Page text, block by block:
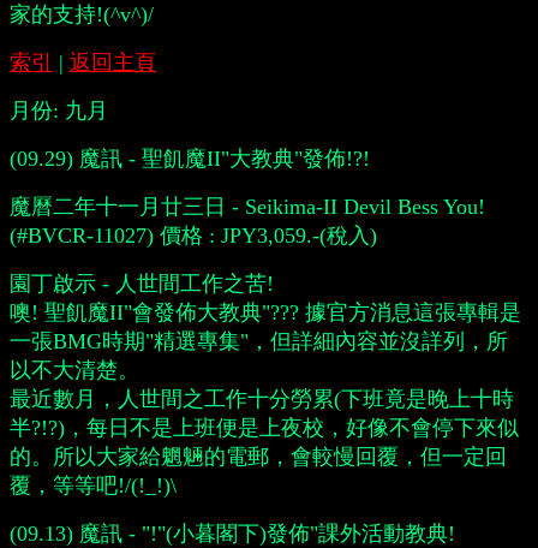
家的支持!(^v^)/
索引
| 返回主頁
月份: 九月
(09.29) 魔訊 - 聖飢魔II"大教典"發佈!?!
魔曆二年十一月廿三日 - Seikima-II Devil Bess You!
(#BVCR-11027) 價格 : JPY3,059.-(稅入)
園丁啟示 - 人世間工作之苦!
噢! 聖飢魔II"會發佈大教典"??? 據官方消息這張專輯是
一張BMG時期"精選專集"，但詳細內容並沒詳列，所
以不大清楚。
最近數月，人世間之工作十分勞累(下班竟是晚上十時
半?!?)，每日不是上班便是上夜校，好像不會停下來似
的。所以大家給魍魎的電郵，會較慢回覆，但一定回
覆，等等吧!/(!_!)\
(09.13) 魔訊 - "!"(小暮閣下)發佈"課外活動教典!